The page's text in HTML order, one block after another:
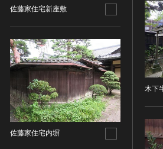
佐藤家住宅新座敷
佐藤家住宅内塀
木下
三国 [中国]
晋 [中国]
五胡十六国 [中国]
南北朝（六朝） [中国]
隋 [中国]
唐 [中国]
デザイン
書
その他
考古資料
石器・石製品類
土器・土製品類
有形文化財(建造物)
有形文化財(美術工芸品)
無形文化財
民俗文化財(有形民俗文化財)
民俗文化財(無形民俗文化財)
記念物(史跡)
記念物(名勝)
記念物(天然記念物)
IN COPYRIGHT -
OR UNIDENTIFIABLE（著作権
NO COPYRIGHT -
RESTRICTIONS（著作権なし-
NO COPYRIGHT -
作権なし-非営利目的のみ利用可
NO COPYRIGHT - OTHER
RESTRICTIONS（著作権なし-他
NO COPYRIGHT - UNITED
の法律上）